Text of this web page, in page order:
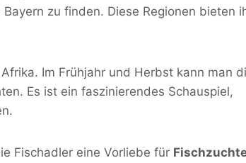
Bayern zu finden. Diese Regionen bieten
Im Frühjahr und Herbst kann man
Es ist ein faszinierendes Schauspiel,
Fischadler eine Vorliebe für